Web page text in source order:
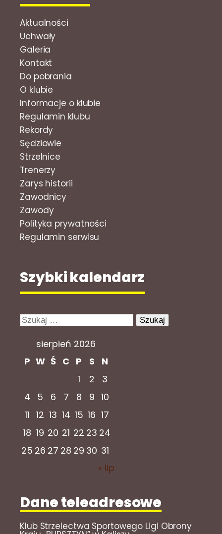
Aktualności
Uchwały
Galeria
Kontakt
Do pobrania
O klubie
Informacje o klubie
Regulamin klubu
Rekordy
Sędziowie
Strzelnice
Trenerzy
Zarys historii
Zawodnicy
Zawody
Polityka prywatności
Regulamin serwisu
Szybki kalendarz
Szukaj:
sierpień 2026
P W Ś C P S
N
1
2
3
4
5 6 7 8 9 10
11 12 13 14 15 16 17
18 19 20 21 22 23 24
25 26 27 28 29 30 31
« lip
Dane teleadresowe
Klub Strzelectwa Sportowego Ligi Obrony